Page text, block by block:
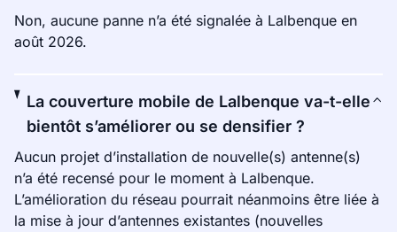
Non, aucune panne n’a été signalée à Lalbenque en
août 2026.
La couverture mobile de Lalbenque va-t-elle
bientôt s’améliorer ou se densifier ?
Aucun projet d’installation de nouvelle(s) antenne(s)
n’a été recensé pour le moment à Lalbenque.
L’amélioration du réseau pourrait néanmoins être liée à
la mise à jour d’antennes existantes (nouvelles